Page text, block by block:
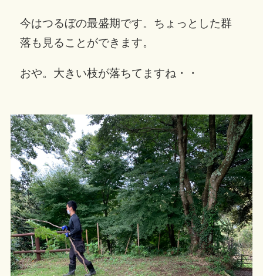
今はつるぼの最盛期です。ちょっとした群
落も見ることができます。
おや。大きい枝が落ちてますね・・